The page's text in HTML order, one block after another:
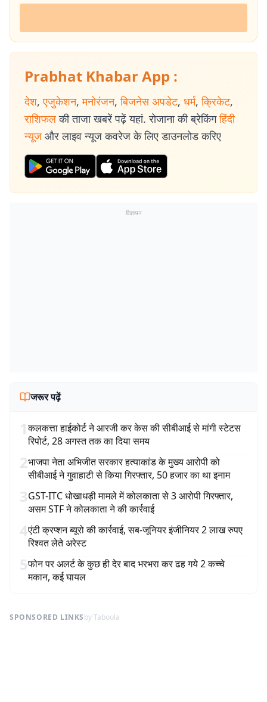
Prabhat Khabar App :
देश, एजुकेशन, मनोरंजन, बिजनेस अपडेट, धर्म, क्रिकेट,
राशिफल की ताजा खबरें पढ़ें यहां. रोजाना की ब्रेकिंग हिंदी
न्यूज और लाइव न्यूज कवरेज के लिए डाउनलोड करिए
विज्ञापन
जरूर पढ़ें
1कलकत्ता हाईकोर्ट ने आरजी कर केस की सीबीआई से मांगी स्टेटस
रिपोर्ट, 28 अगस्त तक का दिया समय
2भाजपा नेता अभिजीत सरकार हत्याकांड के मुख्य आरोपी को
सीबीआई ने गुवाहाटी से किया गिरफ्तार, 50 हजार का था इनाम
3GST-ITC धोखाधड़ी मामले में कोलकाता से 3 आरोपी गिरफ्तार,
असम STF ने कोलकाता ने की कार्रवाई
4एंटी क्रप्शन ब्यूरो की कार्रवाई, सब-जूनियर इंजीनियर 2 लाख रुपए
रिश्वत लेते अरेस्ट
5फोन पर अलर्ट के कुछ ही देर बाद भरभरा कर ढह गये 2 कच्चे
मकान, कई घायल
SPONSORED LINKSby Taboola